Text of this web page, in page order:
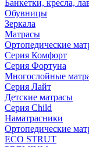
Банкетки, кресла,
Обувницы
Зеркала
Матрасы
Ортопедические
Серия Комфорт
Серия Фортуна
Многослойные
Серия Лайт
Детские матрасы
Серия Child
Наматрасники
Ортопедические
ECO STRUT